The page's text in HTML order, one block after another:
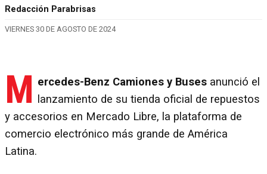
Redacción Parabrisas
VIERNES 30 DE AGOSTO DE 2024
M ercedes-Benz Camiones y Buses anunció el
lanzamiento de su tienda oficial de repuestos
y accesorios en Mercado Libre, la plataforma de
comercio electrónico más grande de América
Latina.